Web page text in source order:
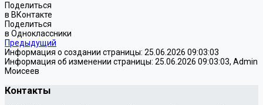
Поделиться
в ВКонтакте
Поделиться
в Одноклассники
Предыдущий
Информация о создании страницы: 25.06.2026 09:03:03
Информация об изменении страницы: 25.06.2026 09:03:03, Admin
Моисеев
Контакты